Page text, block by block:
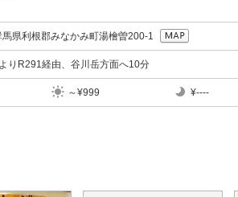
県利根郡みなかみ町湯檜曽200-1
りR291経由、谷川岳方面へ10分
～¥999 ¥----